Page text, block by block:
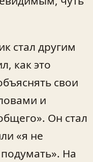
стал другим
как это
свои
и
Он стал
«я не
На